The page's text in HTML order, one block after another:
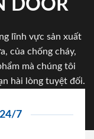
DOOR
lĩnh vực sản xuất
của chống cháy,
mà chúng tôi
hài lòng tuyệt đối.
7